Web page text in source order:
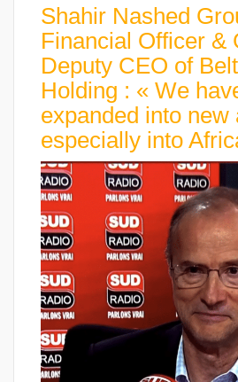
Shahir Nashed
Financial Officer &
Deputy CEO of
Holding : « We
expanded into new
especially into